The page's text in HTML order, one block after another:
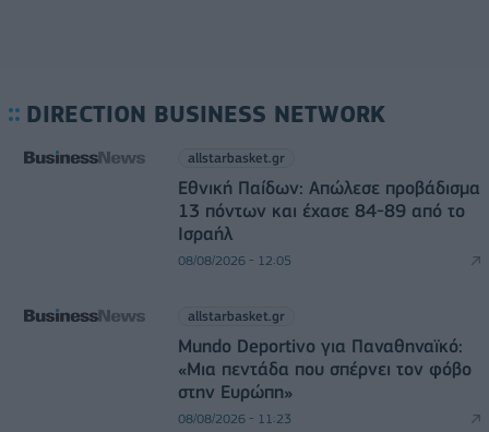
DIRECTION BUSINESS NETWORK
allstarbasket.gr
Εθνική Παίδων: Απώλεσε προβάδισμα
13 πόντων και έχασε 84-89 από το
Ισραήλ
08/08/2026 - 12:05
allstarbasket.gr
Mundo Deportivo για Παναθηναϊκό:
«Μια πεντάδα που σπέρνει τον φόβο
στην Ευρώπη»
08/08/2026 - 11:23